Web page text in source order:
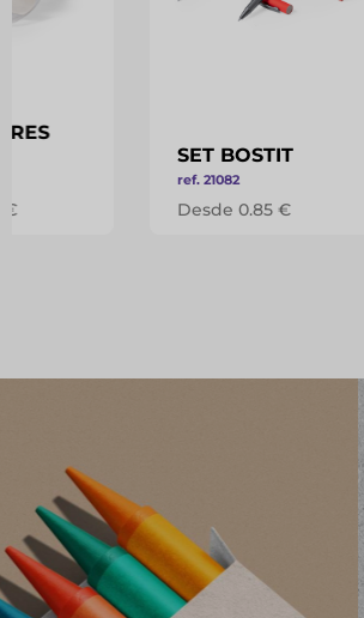
€
SET BOSTIT
ref. 21082
Desde 0.85 €